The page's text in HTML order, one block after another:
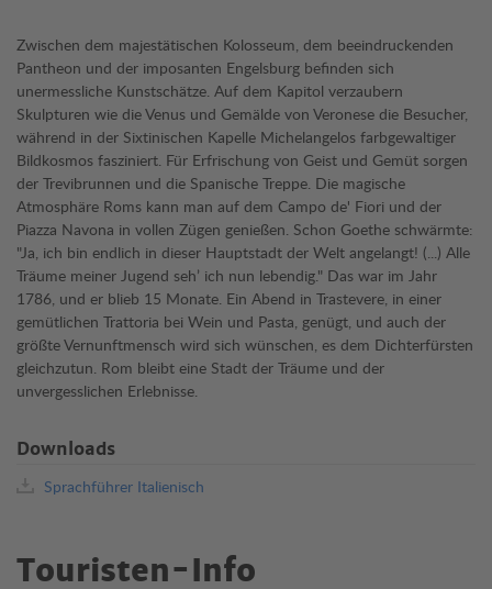
Zwischen dem majestätischen Kolosseum, dem beeindruckenden
Pantheon und der imposanten Engelsburg befinden sich
unermessliche Kunstschätze. Auf dem Kapitol verzaubern
Skulpturen wie die Venus und Gemälde von Veronese die Besucher,
während in der Sixtinischen Kapelle Michelangelos farbgewaltiger
Bildkosmos fasziniert. Für Erfrischung von Geist und Gemüt sorgen
der Trevibrunnen und die Spanische Treppe. Die magische
Atmosphäre Roms kann man auf dem Campo de' Fiori und der
Piazza Navona in vollen Zügen genießen. Schon Goethe schwärmte:
"Ja, ich bin endlich in dieser Hauptstadt der Welt angelangt! (...) Alle
Träume meiner Jugend seh’ ich nun lebendig." Das war im Jahr
1786, und er blieb 15 Monate. Ein Abend in Trastevere, in einer
gemütlichen Trattoria bei Wein und Pasta, genügt, und auch der
größte Vernunftmensch wird sich wünschen, es dem Dichterfürsten
gleichzutun. Rom bleibt eine Stadt der Träume und der
unvergesslichen Erlebnisse.
Downloads
Sprachführer Italienisch
Touristen-Info